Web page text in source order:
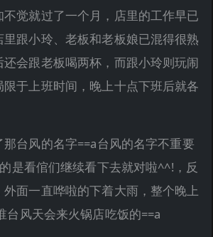
觉就过了一个月，店里的工作早已
跟小玲、老板和老板娘已混得很熟
会跟老板喝两杯，而跟小玲则玩闹
限于上班时间，晚上十点下班后就各
台风的名字==a台风的名字不重要
是看倌们继续看下去就对啦^^!，反
面一直哗啦的下着大雨，整个晚上
台风天会来火锅店吃饭的==a